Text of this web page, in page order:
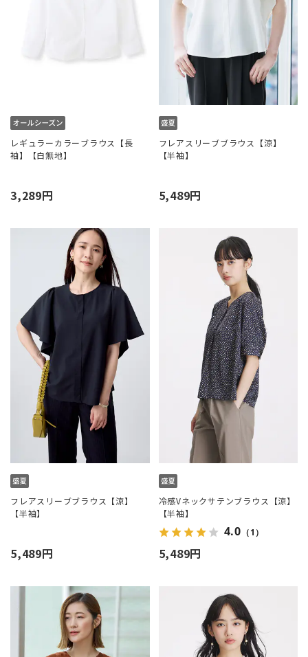
レギュラーカラーブラウス【長
袖】【白無地】
3,289円
フレアスリーブブラウス【涼】
【半袖】
5,489円
フレアスリーブブラウス【涼】
【半袖】
5,489円
冷感Vネックサテンブラウス【涼】
【半袖】
4.0 （1）
5,489円